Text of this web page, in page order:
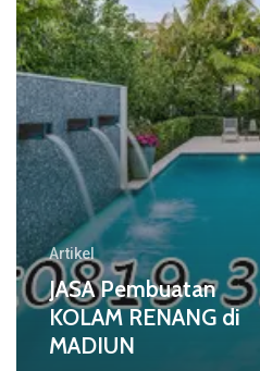
Artikel
JASA Pembuatan
KOLAM RENANG di
MADIUN